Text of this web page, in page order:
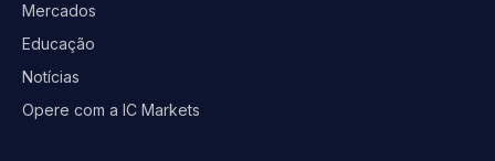
Mercados
Educação
Notícias
Opere com a IC Markets